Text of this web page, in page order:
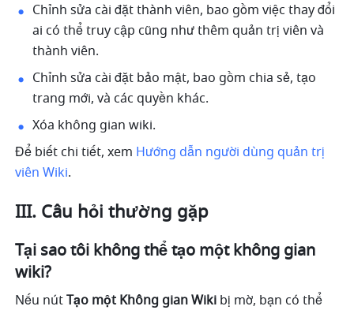
Chỉnh sửa cài đặt thành viên, bao gồm việc thay đổi
ai có thể truy cập cũng như thêm quản trị viên và
thành viên.
Chỉnh sửa cài đặt bảo mật, bao gồm chia sẻ, tạo
trang mới, và các quyền khác.
Xóa không gian wiki.
Để biết chi tiết, xem Hướng dẫn người dùng quản trị
viên Wiki.
III. Câu hỏi thường gặp
Tại sao tôi không thể tạo một không gian
wiki?
Nếu nút Tạo một Không gian Wiki bị mờ, bạn có thể